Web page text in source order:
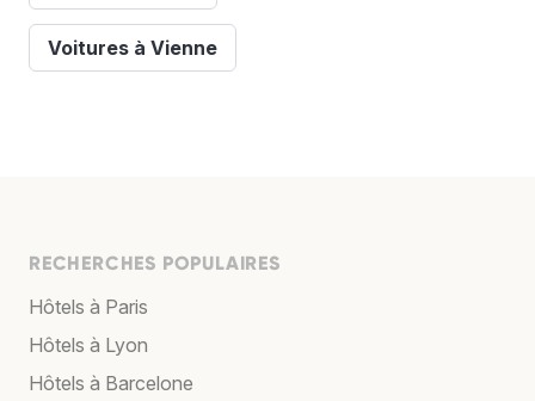
Voitures à Vienne
RECHERCHES POPULAIRES
Hôtels à Paris
Hôtels à Lyon
Hôtels à Barcelone